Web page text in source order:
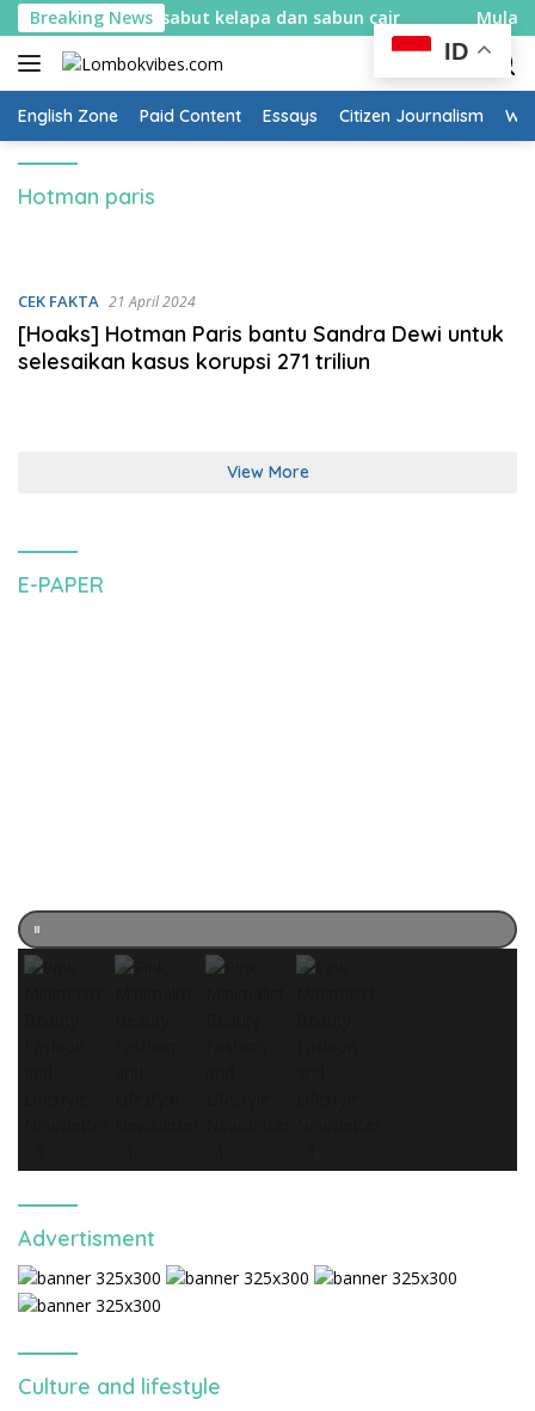
Skip
to
content
Breaking News
bikin spons sabut kelapa dan sabun cair Mulai
English Zone Paid Content Essays Citizen Journalism
Hotman paris
CEK FAKTA 21 April 2024
[Hoaks] Hotman Paris bantu Sandra Dewi untuk
selesaikan kasus korupsi 271 triliun
View More
E-PAPER
Advertisment
Culture and lifestyle
ID